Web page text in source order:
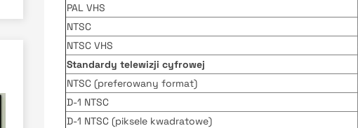
PAL VHS
NTSC
NTSC VHS
Standardy telewizji cyfrowej
NTSC (preferowany format)
D-1 NTSC
D-1 NTSC (piksele kwadratowe)